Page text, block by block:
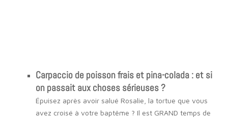
Carpaccio de poisson frais et pina-colada : et si
on passait aux choses sérieuses ?
Épuisez après avoir salué Rosalie, la tortue que vous
avez croisé à votre baptême ? Il est GRAND temps de